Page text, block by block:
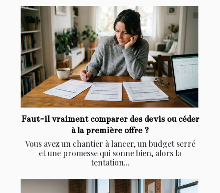
Faut-il vraiment comparer des devis ou céder
à la première offre ?
Vous avez un chantier à lancer, un budget serré
et une promesse qui sonne bien, alors la
tentation...